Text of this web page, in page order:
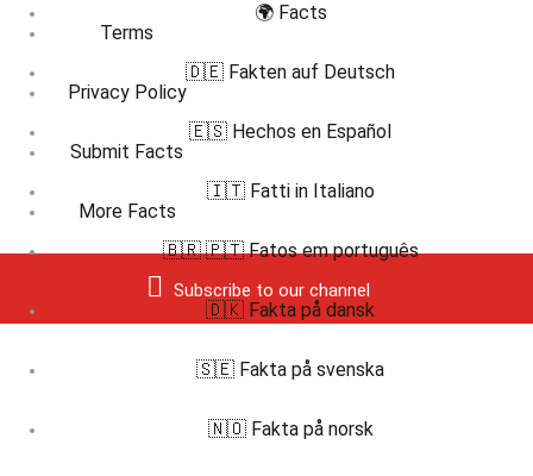
Terms
Privacy Policy
Submit Facts
More Facts
Subscribe to our channel
🌍 Facts
🇩🇪 Fakten auf Deutsch
🇪🇸 Hechos en Español
🇮🇹 Fatti in Italiano
🇧🇷 🇵🇹 Fatos em português
🇩🇰 Fakta på dansk
🇸🇪 Fakta på svenska
🇳🇴 Fakta på norsk